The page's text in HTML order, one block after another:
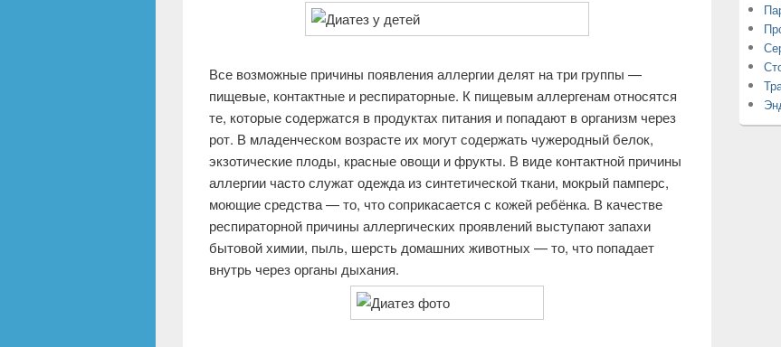
Все возможные причины появления аллергии делят на три группы —
пищевые, контактные и респираторные. К пищевым аллергенам относятся
те, которые содержатся в продуктах питания и попадают в организм через
рот. В младенческом возрасте их могут содержать чужеродный белок,
экзотические плоды, красные овощи и фрукты. В виде контактной причины
аллергии часто служат одежда из синтетической ткани, мокрый памперс,
моющие средства — то, что соприкасается с кожей ребёнка. В качестве
респираторной причины аллергических проявлений выступают запахи
бытовой химии, пыль, шерсть домашних животных — то, что попадает
внутрь через органы дыхания.